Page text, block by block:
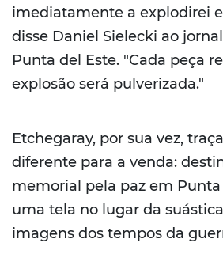
imediatamente a explodirei
disse Daniel Sielecki ao
Punta del Este. "Cada peça
explosão será pulverizada."
Etchegaray, por sua vez,
diferente para a venda:
memorial pela paz em Punta
uma tela no lugar da
imagens dos tempos da